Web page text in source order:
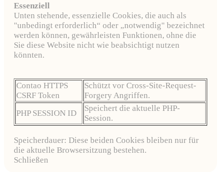
Essenziell
Unten stehende, essenzielle Cookies, die auch als
"unbedingt erforderlich“ oder „notwendig" bezeichnet
werden können, gewährleisten Funktionen, ohne die
Sie diese Website nicht wie beabsichtigt nutzen
könnten.
Contao HTTPS
CSRF Token
Schützt vor Cross-Site-Request-
Forgery Angriffen.
PHP SESSION ID
Speichert die aktuelle PHP-
Session.
Speicherdauer: Diese beiden Cookies bleiben nur für
die aktuelle Browsersitzung bestehen.
Schließen